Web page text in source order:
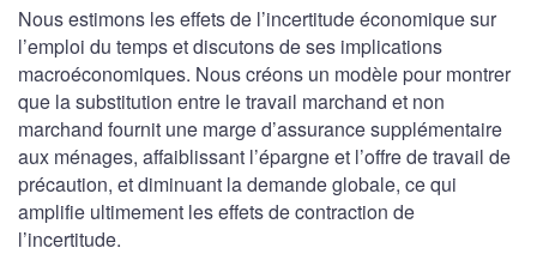
Nous estimons les effets de l’incertitude économique sur
l’emploi du temps et discutons de ses implications
macroéconomiques. Nous créons un modèle pour montrer
que la substitution entre le travail marchand et non
marchand fournit une marge d’assurance supplémentaire
aux ménages, affaiblissant l’épargne et l’offre de travail de
précaution, et diminuant la demande globale, ce qui
amplifie ultimement les effets de contraction de
l’incertitude.